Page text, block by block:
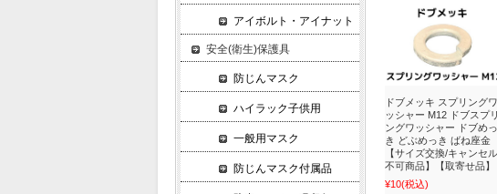
ドブメッキ スプリングワ
ッシャー M12 ドブスプリ
ングワッシャー ドブめっ
き どぶめっき ばね座金
【サイズ交換/キャンセル
不可商品】【取寄せ品】
¥10(税込)
アイボルト・アイナット
安全(衛生)保護具
防じんマスク
ハイラック子供用
一般用マスク
防じんマスク付属品